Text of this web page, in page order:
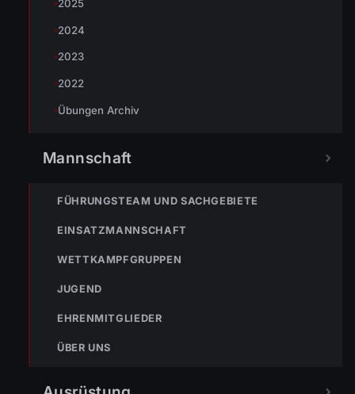
2025
2024
2023
2022
Übungen Archiv
Mannschaft
FÜHRUNGSTEAM UND SACHGEBIETE
EINSATZMANNSCHAFT
WETTKAMPFGRUPPEN
JUGEND
EHRENMITGLIEDER
ÜBER UNS